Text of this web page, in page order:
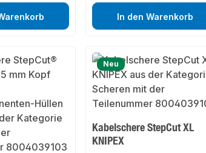
In den Warenkorb
Neu
Kabelschere StepCut XL
KNIPEX